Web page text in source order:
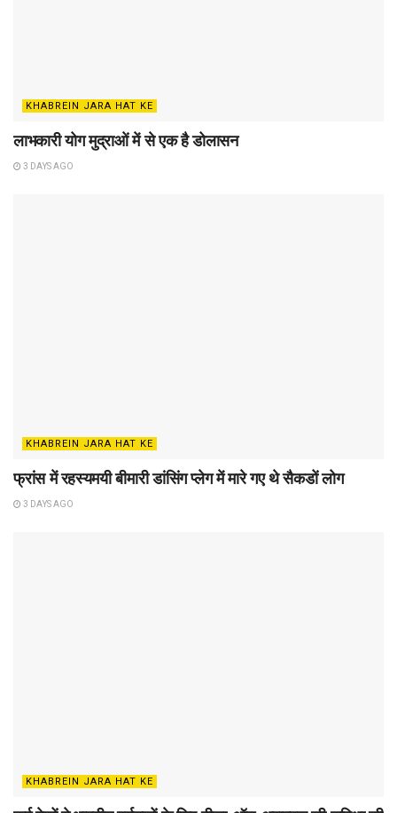
KHABREIN JARA HAT KE
लाभकारी योग मुद्राओं में से एक है डोलासन
3 DAYS AGO
KHABREIN JARA HAT KE
फ्रांस में रहस्यमयी बीमारी डांसिंग प्लेग में मारे गए थे सैकडों लोग
3 DAYS AGO
KHABREIN JARA HAT KE